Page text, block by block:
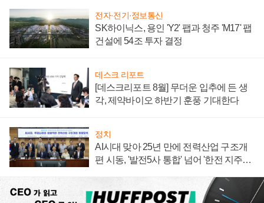
전자·전기·정보통신
SK하이닉스, 용인 'Y2' 팹과 청주 'M17' 팹
건설에 54조 투자 결정
데스크 리포트
[데스크리포트 8월] 무더운 입추에 든 생
각, 제약바이오 하반기 훈풍 기대한다
정치
AI시대 맞아 25년 만에 전력산업 구조개
편 시동, '발전5사 통합' 넘어 '한전 지주사'